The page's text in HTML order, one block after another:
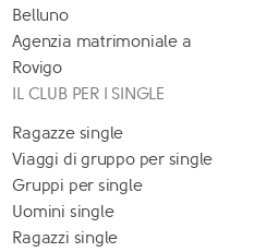
Belluno
Agenzia matrimoniale a
Rovigo
IL CLUB PER I SINGLE
Ragazze single
Viaggi di gruppo per single
Gruppi per single
Uomini single
Ragazzi single